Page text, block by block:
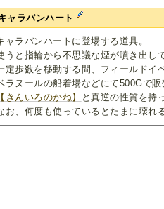
ャラバンハート
ャラバンハートに登場する道具。
うと指輪から不思議な煙が噴き出し
定歩数を移動する間、フィールドイ
ラヌールの船着場などにて500Gで販
【きんいろのかね】
と真逆の性質を持
お、何度も使っているとたまに壊れ